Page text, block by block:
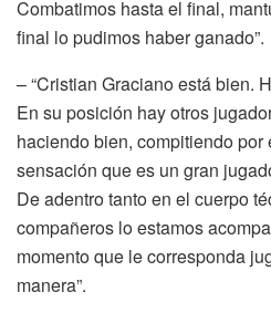
Combatimos hasta el final,
final lo pudimos haber ganado”.
– “Cristian Graciano está bien.
En su posición hay otros
haciendo bien, compitiendo por
sensación que es un gran
De adentro tanto en el cuerpo
compañeros lo estamos
momento que le corresponda
manera”.